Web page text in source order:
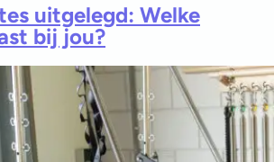
uitgelegd: Welke
bij jou?